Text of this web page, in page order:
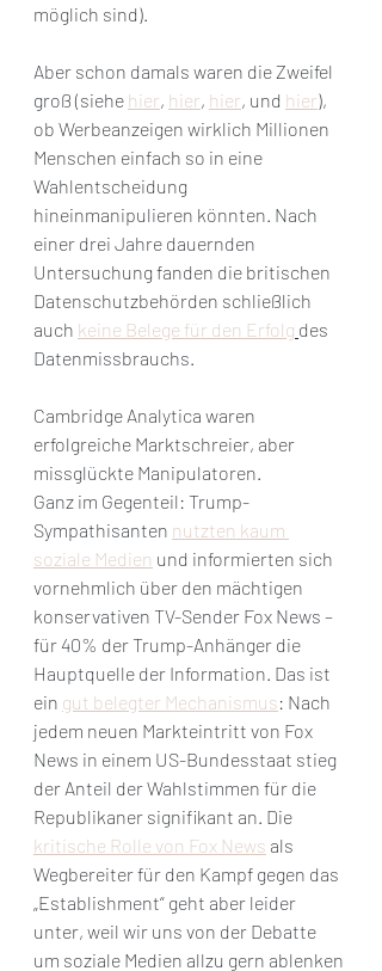
möglich sind).
Aber schon damals waren die Zweifel
groß (siehe hier, hier, hier, und hier),
ob Werbeanzeigen wirklich Millionen
Menschen einfach so in eine
Wahlentscheidung
hineinmanipulieren könnten. Nach
einer drei Jahre dauernden
Untersuchung fanden die britischen
Datenschutzbehörden schließlich
auch keine Belege für den Erfolg des
Datenmissbrauchs.
Cambridge Analytica waren
erfolgreiche Marktschreier, aber
missglückte Manipulatoren.
Ganz im Gegenteil: Trump-
Sympathisanten nutzten kaum
soziale Medien und informierten sich
vornehmlich über den mächtigen
konservativen TV-Sender Fox News –
für 40% der Trump-Anhänger die
Hauptquelle der Information. Das ist
ein gut belegter Mechanismus: Nach
jedem neuen Markteintritt von Fox
News in einem US-Bundesstaat stieg
der Anteil der Wahlstimmen für die
Republikaner signifikant an. Die
kritische Rolle von Fox News als
Wegbereiter für den Kampf gegen das
„Establishment“ geht aber leider
unter, weil wir uns von der Debatte
um soziale Medien allzu gern ablenken